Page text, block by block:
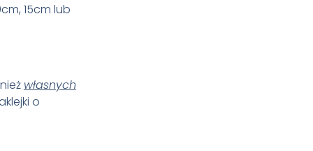
15cm lub
własnych
o